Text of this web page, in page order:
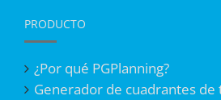
PRODUCTO
¿Por qué PGPlanning?
Generador de cuadrantes de